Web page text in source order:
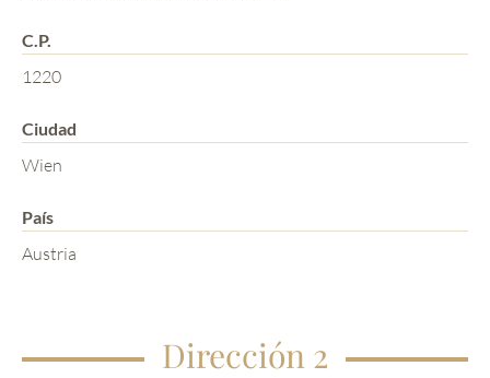
C.P.
1220
Ciudad
Wien
País
Austria
Dirección 2